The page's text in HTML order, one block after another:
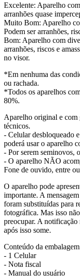
Excelente: Aparelho
arranhões quase
Muito Bom: Aparelho
Podem ser arranhões,
Bom: Aparelho com
arranhões, riscos e
no visor.
*Em nenhuma das
ou rachada.
*Todos os aparelhos
80%.
Aparelho original e com
técnicos.
- Celular desbloqueado
poderá usar o aparelho
- Por serem seminovos,
- O aparelho NÃO
Fone de ouvido, entre
O aparelho pode
importante. A
foram substituídas para
fotográfica. Mas isso
preocupar. A notificação
após isso some.
Conteúdo da
- 1 Celular
- Nota fiscal
- Manual do usuário